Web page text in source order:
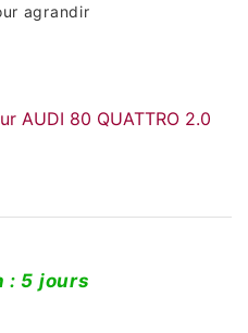
agrandir
AUDI 80 QUATTRO 2.0
: 5 jours